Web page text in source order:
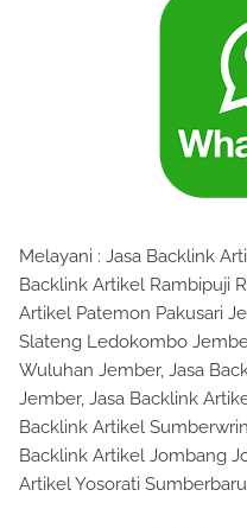
Melayani : Jasa Backlink
Backlink Artikel Rambipuji
Artikel Patemon Pakusari
Slateng Ledokombo
Wuluhan Jember, Jasa
Jember, Jasa Backlink
Backlink Artikel
Backlink Artikel Jombang
Artikel Yosorati